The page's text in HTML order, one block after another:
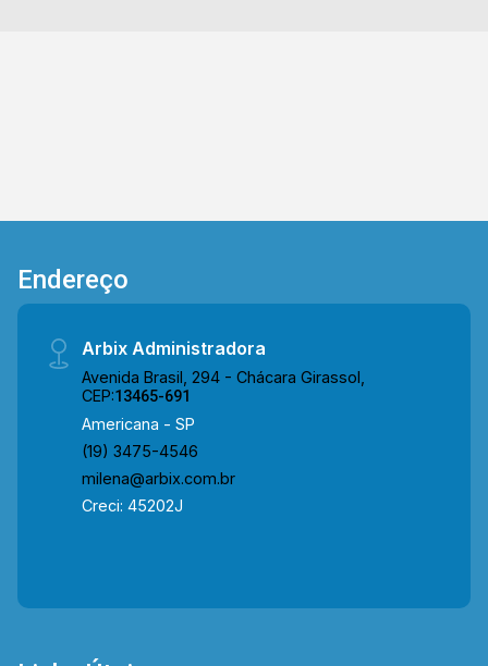
Endereço
Arbix Administradora
Avenida Brasil, 294 - Chácara Girassol,
CEP:13465-691
Americana - SP
(19) 3475-4546
milena@arbix.com.br
Creci: 45202J